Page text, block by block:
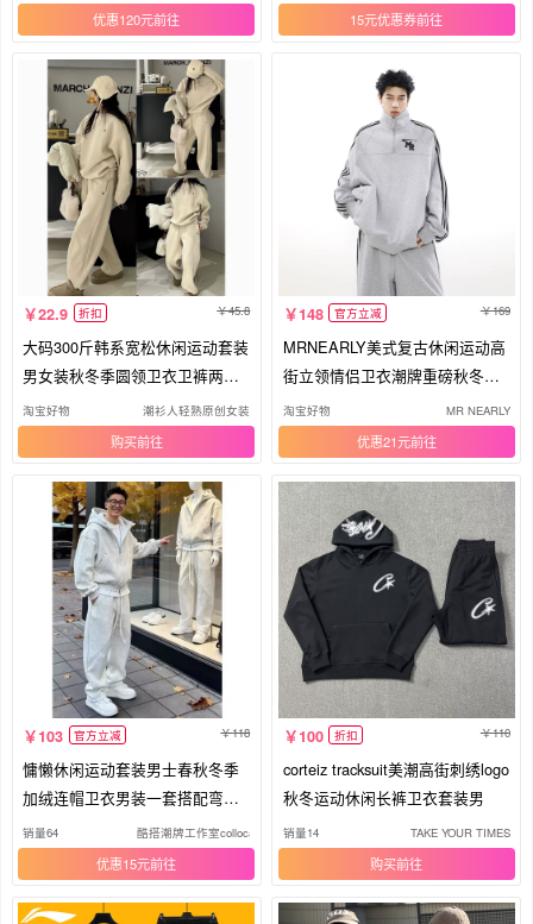
优惠120元 15元优惠券
22.9 折扣 45.8
大码300斤韩系宽松休闲运动套装
男女装秋冬季圆领卫衣卫裤两件
套2
淘宝好物 潮衫人轻熟原创女装
购买
148 官方立减 169
MRNEARLY美式复古休闲运动高
街立领情侣卫衣潮牌重磅秋冬款
套装男
淘宝好物 MR NEARLY
优惠21元
103 官方立减 118
慵懒休闲运动套装男士春秋冬季
加绒连帽卫衣男装一套搭配弯刀
卫裤
销量64 酷搭潮牌工作室collocation
优惠15元
100 折扣 110
corteiz tracksuit美潮高街刺绣logo
秋冬运动休闲长裤卫衣套装男
销量14 TAKE YOUR TIMES
购买